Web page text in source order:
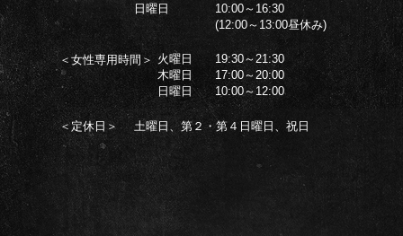
日曜日
10:00～16:30
(12:00～13:00昼休み)
＜女性専用時間＞ 火曜日
19:30～21:30
木曜日
17:00～20:00
日曜日
10:00～12:00
＜定休日＞ 土曜日、第２・第４日曜日、祝日